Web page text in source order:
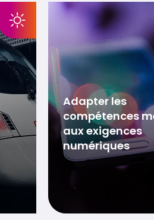
Adapter les
compétences
aux exigences
numériques